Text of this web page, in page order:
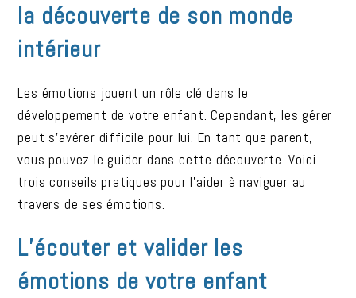
la découverte de son monde
intérieur
Les émotions jouent un rôle clé dans le
développement de votre enfant. Cependant, les gérer
peut s’avérer difficile pour lui. En tant que parent,
vous pouvez le guider dans cette découverte. Voici
trois conseils pratiques pour l’aider à naviguer au
travers de ses émotions.
L’écouter et valider les
émotions de votre enfant